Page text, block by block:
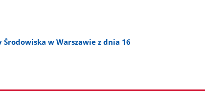
w Warszawie z dnia 16